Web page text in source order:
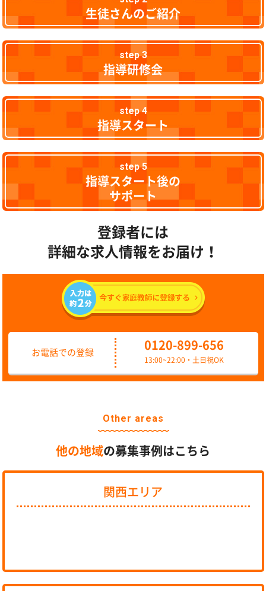
生徒さんのご紹介
step 3
指導研修会
step 4
指導スタート
step 5
指導スタート後の
サポート
登録者には
詳細な求人情報をお届け！
お電話での登録
0120-899-656
13:00~22:00・土日祝OK
Other areas
他の地域の募集事例はこちら
関西エリア